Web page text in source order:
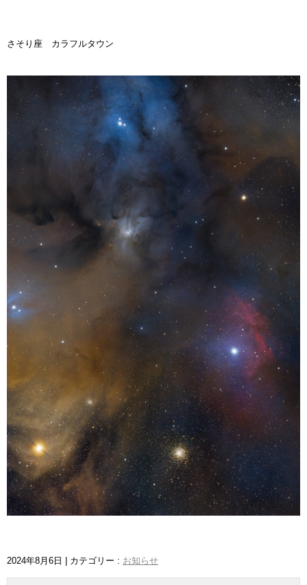
さそり座 カラフルタウン
2024年8月6日 | カテゴリー : お知らせ